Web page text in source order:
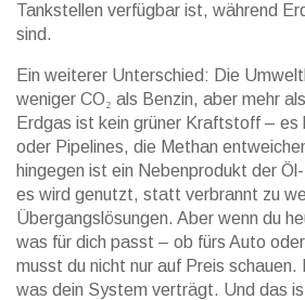
Tankstellen verfügbar ist, während
sind.
Ein weiterer Unterschied: Die
weniger CO₂ als Benzin, aber mehr
Erdgas ist kein grüner Kraftstoff – es
oder Pipelines, die Methan
hingegen ist ein Nebenprodukt der
es wird genutzt, statt verbrannt zu
Übergangslösungen. Aber wenn du
was für dich passt – ob fürs Auto
musst du nicht nur auf Preis schauen.
was dein System verträgt. Und das